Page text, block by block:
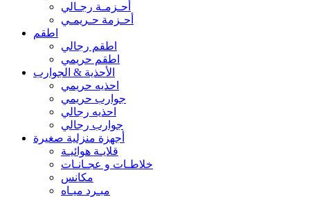
أحـزمـة رجـالي
أحـزمة حـريمـي
اطقم
اطقم رجالي
اطقم حريمي
الأحذية & الجوارب
احذيه حريمي
جوارب حريمي
احذيه رجالي
جوارب رجالي
أجهزة منزلية صغيرة
قلايـة هوائيـة
خلاطـات و عجـانـات
مكانس
مبـرد ميـاه